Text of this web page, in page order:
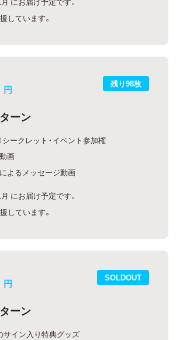
しています。
残り98枚
円
ーン
シークレット・イベント参加権
画
よるメッセージ動画
にお届け予定です。
しています。
SOLDOUT
円
ーン
サイン入り特典グッズ